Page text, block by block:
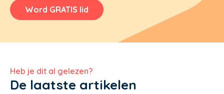
Word GRATIS lid
Heb je dit al gelezen?
De laatste artikelen